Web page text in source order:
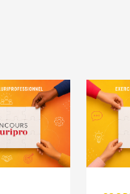
RETOUR HAUT DE PAGE